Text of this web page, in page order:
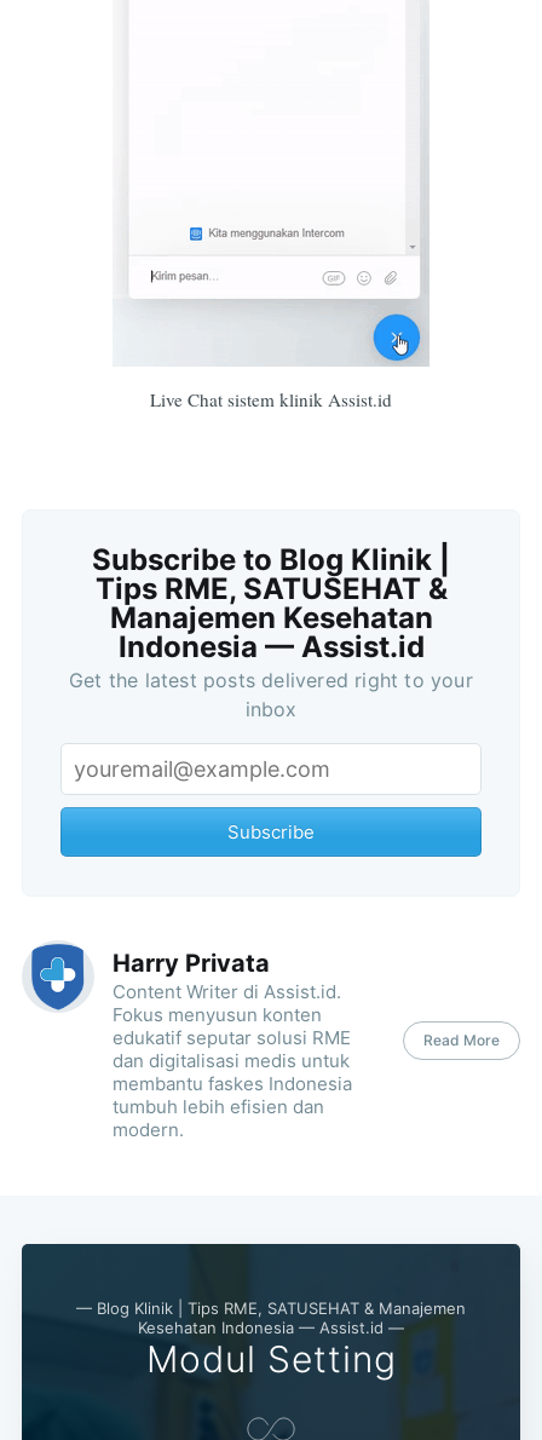
Live Chat sistem klinik Assist.id
Subscribe to Blog Klinik |
Tips RME, SATUSEHAT &
Manajemen Kesehatan
Indonesia — Assist.id
Get the latest posts delivered right to your
inbox
Subscribe
Harry Privata
Content Writer di Assist.id.
Fokus menyusun konten
edukatif seputar solusi RME
dan digitalisasi medis untuk
membantu faskes Indonesia
tumbuh lebih efisien dan
modern.
Read More
— Blog Klinik | Tips RME, SATUSEHAT & Manajemen
Kesehatan Indonesia — Assist.id —
Modul Setting